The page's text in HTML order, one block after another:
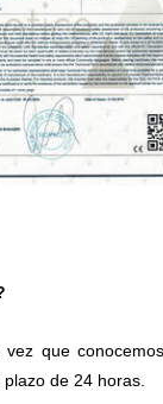
que
de 24 horas.